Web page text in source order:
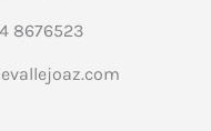
8676523